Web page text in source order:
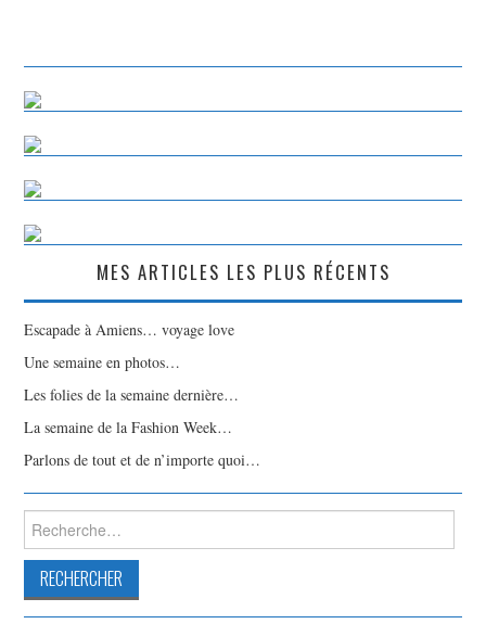
MES ARTICLES LES PLUS RÉCENTS
Escapade à Amiens… voyage love
Une semaine en photos…
Les folies de la semaine dernière…
La semaine de la Fashion Week…
Parlons de tout et de n’importe quoi…
Rechercher :